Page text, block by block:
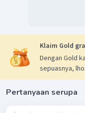
Klaim Gold
Dengan Gold
sepuasnya, lho.
Pertanyaan serupa